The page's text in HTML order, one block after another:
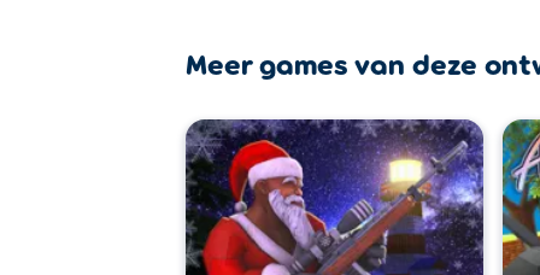
Meer games van deze